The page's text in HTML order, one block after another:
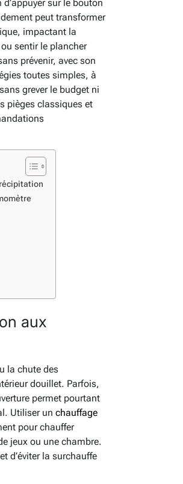
sur le bouton
peut transformer
impactant la
sentir le plancher
prévenir, avec son
toutes simples, à
grever le budget ni
pièges classiques et
aux
la chute des
douillet. Parfois,
permet pourtant
Utiliser un chauffage
pour chauffer
jeux ou une chambre.
d’éviter la surchauffe